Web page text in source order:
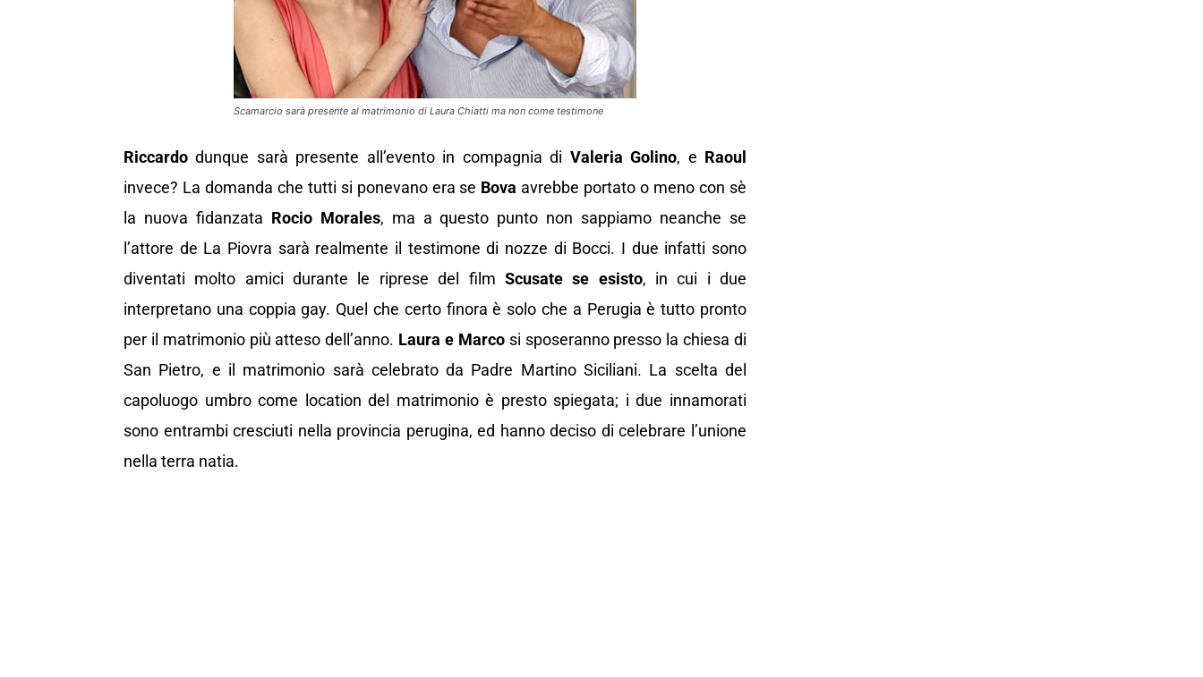
Scamarcio sarà presente al matrimonio di Laura Chiatti ma non come testimone
Riccardo dunque sarà presente all’evento in compagnia di Valeria Golino, e Raoul
invece? La domanda che tutti si ponevano era se Bova avrebbe portato o meno con sè
la nuova fidanzata Rocio Morales, ma a questo punto non sappiamo neanche se
l’attore de La Piovra sarà realmente il testimone di nozze di Bocci. I due infatti sono
diventati molto amici durante le riprese del film Scusate se esisto, in cui i due
interpretano una coppia gay. Quel che certo finora è solo che a Perugia è tutto pronto
per il matrimonio più atteso dell’anno. Laura e Marcosi sposeranno presso la chiesa di
San Pietro, e il matrimonio sarà celebrato da Padre Martino Siciliani. La scelta del
capoluogo umbro come location del matrimonio è presto spiegata; i due innamorati
sono entrambi cresciuti nella provincia perugina, ed hanno deciso di celebrare l’unione
nella terra natia.